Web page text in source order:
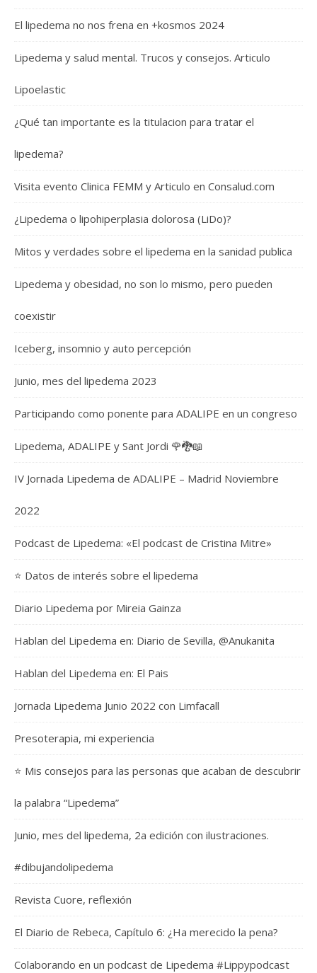
El lipedema no nos frena en +kosmos 2024
Lipedema y salud mental. Trucos y consejos. Articulo
Lipoelastic
¿Qué tan importante es la titulacion para tratar el
lipedema?
Visita evento Clinica FEMM y Articulo en Consalud.com
¿Lipedema o lipohiperplasia dolorosa (LiDo)?
Mitos y verdades sobre el lipedema en la sanidad publica
Lipedema y obesidad, no son lo mismo, pero pueden
coexistir
Iceberg, insomnio y auto percepción
Junio, mes del lipedema 2023
Participando como ponente para ADALIPE en un congreso
Lipedema, ADALIPE y Sant Jordi 🌹🐉📖
IV Jornada Lipedema de ADALIPE – Madrid Noviembre
2022
Podcast de Lipedema: «El podcast de Cristina Mitre»
⭐️ Datos de interés sobre el lipedema
Diario Lipedema por Mireia Gainza
Hablan del Lipedema en: Diario de Sevilla, @Anukanita
Hablan del Lipedema en: El Pais
Jornada Lipedema Junio 2022 con Limfacall
Presoterapia, mi experiencia
⭐️ Mis consejos para las personas que acaban de descubrir
la palabra “Lipedema”
Junio, mes del lipedema, 2a edición con ilustraciones.
#dibujandolipedema
Revista Cuore, reflexión
El Diario de Rebeca, Capítulo 6: ¿Ha merecido la pena?
Colaborando en un podcast de Lipedema #Lippypodcast